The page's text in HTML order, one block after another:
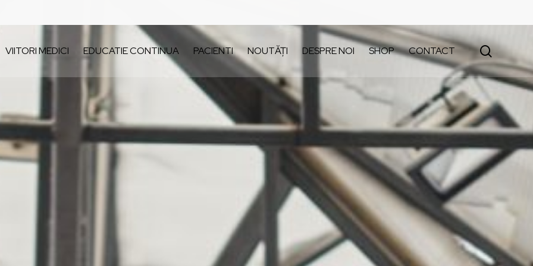
VIITORI MEDICI EDUCATIE CONTINUA PACIENTI NOUTĂȚI DESPRE NOI SHOP CONTACT search